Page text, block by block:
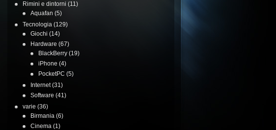
Rimini e dintorni (11)
Aquafan (5)
Tecnologia (129)
Giochi (14)
Hardware (67)
BlackBerry (19)
iPhone (4)
PocketPC (5)
Internet(31)
Software (41)
varie (36)
Birmania (6)
Cinema (1)